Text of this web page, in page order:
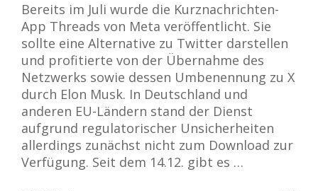
Bereits im Juli wurde die Kurznachrichten-
App Threads von Meta veröffentlicht. Sie
sollte eine Alternative zu Twitter darstellen
und profitierte von der Übernahme des
Netzwerks sowie dessen Umbenennung zu X
durch Elon Musk. In Deutschland und
anderen EU-Ländern stand der Dienst
aufgrund regulatorischer Unsicherheiten
allerdings zunächst nicht zum Download zur
Verfügung. Seit dem 14.12. gibt es …